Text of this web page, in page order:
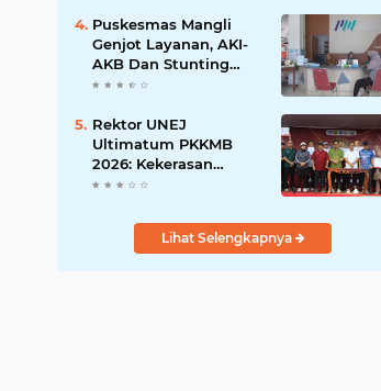
Puskesmas Mangli
Genjot Layanan, AKI-
AKB Dan Stunting
Ditekan
Rektor UNEJ
Ultimatum PKKMB
2026: Kekerasan
Dilarang, Dekan Turun
Lihat Selengkapnya